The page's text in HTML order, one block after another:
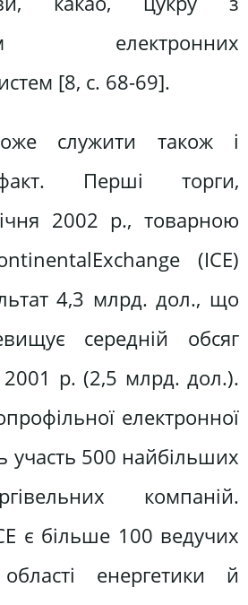
електронних
[8, c. 68-69].
служити також і
Перші торги,
2002 p., товарною
(ICE)
4,3 млрд. дол., що
середній обсяг
2001 р. (2,5 млрд. дол.).
електронної
участь 500 найбільших
компаній.
є більше 100 ведучих
енергетики й